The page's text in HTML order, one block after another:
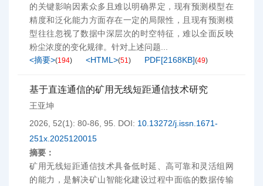
的关键影响因素众多且难以明确界定，现有预测模型在
精度和泛化能力方面存在一定的局限性，且现有预测模
型往往忽视了数据中深层次的时空特征，难以全面反映
粉尘浓度的变化规律。针对上述问题...
<摘要>(194) <HTML>(51) PDF[2168KB](49)
基于直连通信的矿用无线短距通信技术研究
王亚坤
2026, 52(1): 80-86, 95.
DOI: 10.13272/j.issn.1671-
251x.2025120015
摘要：
矿用无线短距通信技术具备低时延、高可靠和灵活组网
的能力，是解决矿山智能化建设过程中面临的数据传输